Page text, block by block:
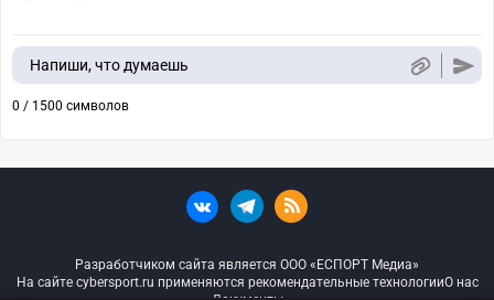
Напиши, что думаешь
0 / 1500 символов
Разработчиком сайта является ООО «ЕСПОРТ Медиа»
На сайте cybersport.ru применяются рекомендательные технологииО нас